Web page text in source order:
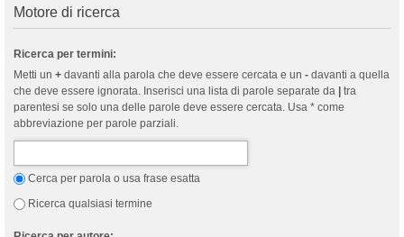
Motore di ricerca
Ricerca per termini:
Metti un + davanti alla parola che deve essere cercata e un - davanti a quella
che deve essere ignorata. Inserisci una lista di parole separate da
tra
parentesi se solo una delle parole deve essere cercata. Usa * come
abbreviazione per parole parziali.
Cerca per parola o usa frase esatta
Ricerca qualsiasi termine